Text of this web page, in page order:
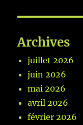
Archives
juillet 2026
juin 2026
mai 2026
avril 2026
février 2026